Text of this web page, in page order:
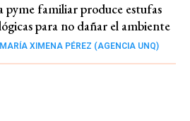
pyme familiar produce estufas
para no dañar el ambiente
MARÍA XIMENA PÉREZ (AGENCIA UNQ)